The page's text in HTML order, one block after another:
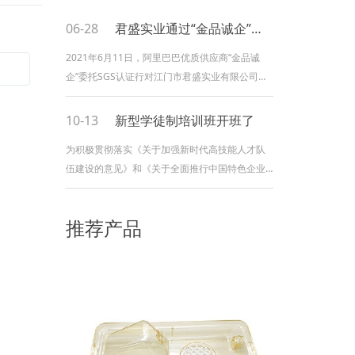
06-28 君盛实业通过“金品诚企”评审，并颁发证书！
2021年6月11日，阿里巴巴优质供应商“金品诚
企”委托SGS认证行对江门市君盛实业有限公司进
行现场评估，并给江门市君盛实业有限公司颁发
了SGS认证证书。 金品诚企是阿里巴巴内部设
定的公信价值。是经阿里巴巴平台权威实力验真
的优质供应商，通过线上线下结合的方式，平台
对商家的企业资质、商品资质、企业能力等全方
10-13 新型学徒制培训班开班了
为积极贯彻落实《关于加强新时代高技能人才队
伍建设的意见》和《关于全面推行中国特色企业
新型学徒制 加强技能人才培养的通知》政策文件
作，加强企业技能人才队伍建设，提升企业高质
推荐产品